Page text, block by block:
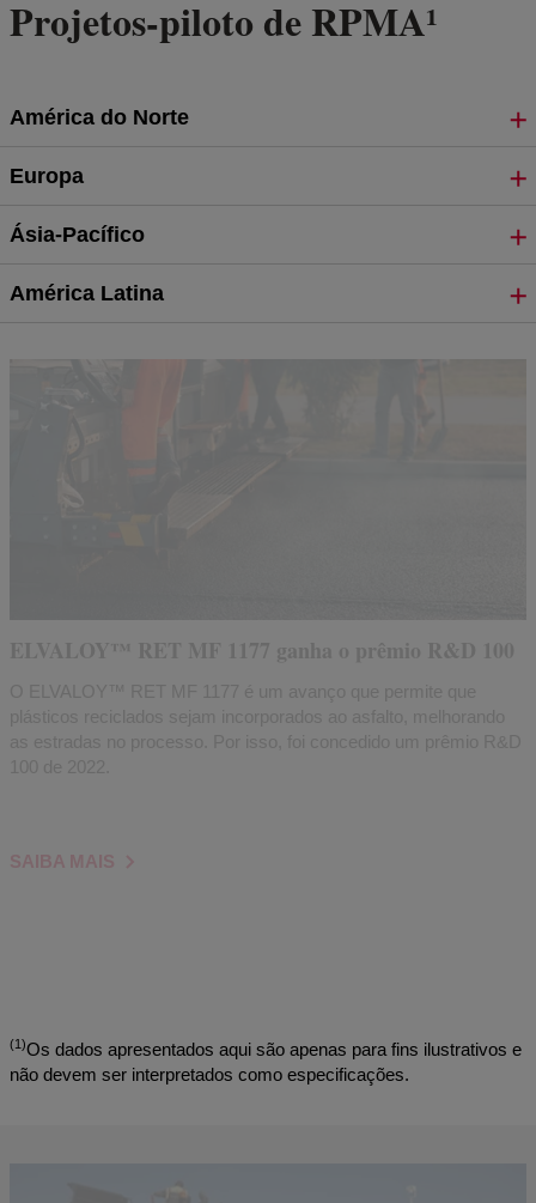
Projetos-piloto de RPMA¹
América do Norte
Europa
Ásia-Pacífico
América Latina
SAIBA MAIS
(1)Os dados apresentados aqui são apenas para fins ilustrativos e
não devem ser interpretados como especificações.